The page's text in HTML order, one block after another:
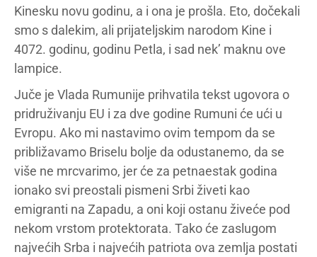
Kinesku novu godinu, a i ona je prošla. Eto, dočekali
smo s dalekim, ali prijateljskim narodom Kine i
4072. godinu, godinu Petla, i sad nek’ maknu ove
lampice.
Juče je Vlada Rumunije prihvatila tekst ugovora o
pridruživanju EU i za dve godine Rumuni će ući u
Evropu. Ako mi nastavimo ovim tempom da se
približavamo Briselu bolje da odustanemo, da se
više ne mrcvarimo, jer će za petnaestak godina
ionako svi preostali pismeni Srbi živeti kao
emigranti na Zapadu, a oni koji ostanu živeće pod
nekom vrstom protektorata. Tako će zaslugom
najvećih Srba i najvećih patriota ova zemlja postati